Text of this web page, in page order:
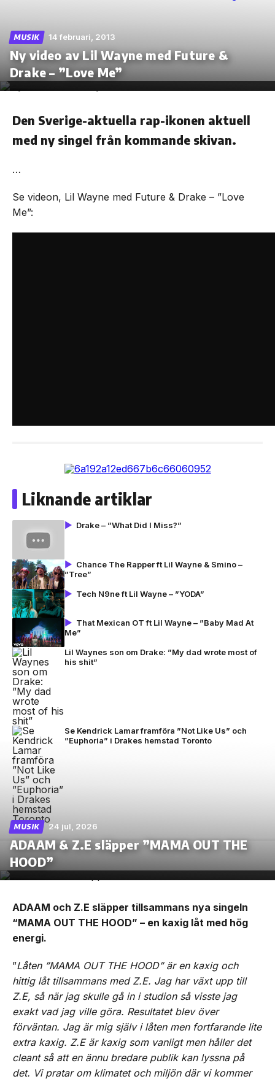
Skip
the
content
MUSIK 14 februari, 2013
Ny video av Lil Wayne med Future &
Drake – ”Love Me”
Den Sverige-aktuella rap-ikonen aktuell
med ny singel från kommande skivan.
…
Se videon, Lil Wayne med Future & Drake – ”Love
Me”:
Liknande artiklar
Drake – ”What Did I Miss?”
Chance The Rapper ft Lil Wayne & Smino –
”Tree”
Tech N9ne ft Lil Wayne – ”YODA”
That Mexican OT ft Lil Wayne – ”Baby Mad At
Me”
Lil Waynes son om Drake: ”My dad wrote most of
his shit”
Se Kendrick Lamar framföra ”Not Like Us” och
”Euphoria” i Drakes hemstad Toronto
MUSIK 24 jul, 2026
ADAAM & Z.E släpper ”MAMA OUT THE
HOOD”
ADAAM och Z.E släpper tillsammans nya singeln
“MAMA OUT THE HOOD” – en kaxig låt med hög
energi.
”Låten ”MAMA OUT THE HOOD” är en kaxig och
hittig låt tillsammans med Z.E. Jag har växt upp till
Z.E, så när jag skulle gå in i studion så visste jag
exakt vad jag ville göra. Resultatet blev över
förväntan. Jag är mig själv i låten men fortfarande lite
extra kaxig. Z.E är kaxig som vanligt men håller det
cleant så att en ännu bredare publik kan lyssna på
det. Vi pratar om klimatet och miljön där vi kommer